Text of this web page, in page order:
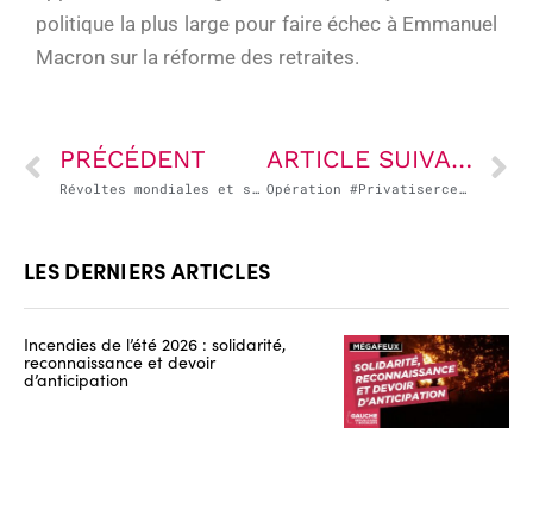
politique la plus large pour faire échec à Emmanuel
Macron sur la réforme des retraites.
PRÉCÉDENT
Révoltes mondiales et souveraineté populaire
ARTICLE SUIVANT
Opération #Privatisercestvoler
LES DERNIERS ARTICLES
Incendies de l’été 2026 : solidarité,
reconnaissance et devoir
d’anticipation